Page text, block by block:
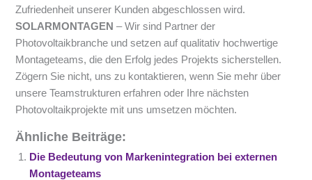
Zufriedenheit unserer Kunden abgeschlossen wird.
SOLARMONTAGEN – Wir sind Partner der
Photovoltaikbranche und setzen auf qualitativ hochwertige
Montageteams, die den Erfolg jedes Projekts sicherstellen.
Zögern Sie nicht, uns zu kontaktieren, wenn Sie mehr über
unsere Teamstrukturen erfahren oder Ihre nächsten
Photovoltaikprojekte mit uns umsetzen möchten.
Ähnliche Beiträge:
Die Bedeutung von Markenintegration bei externen
Montageteams